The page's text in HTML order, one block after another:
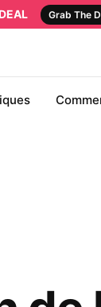
Grab The